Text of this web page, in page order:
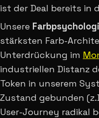
ist der Deal bereits in
Unsere
stärksten Farb-
Unterdrückung im
industriellen Distanz
Token in unserem
Zustand gebunden
User-Journey radikal